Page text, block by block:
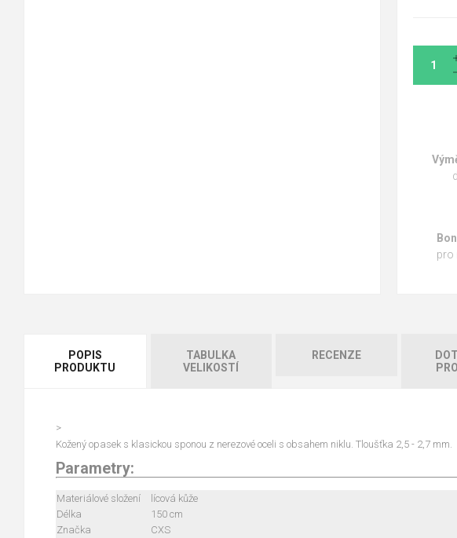
pro
POPIS
PRODUKTU
TABULKA
VELIKOSTÍ
RECENZE
>
Kožený opasek s klasickou sponou z nerezové oceli s obsahem niklu. Tloušťka 2,5 - 2,7 mm.
Parametry:
Materiálové složení
lícová kůže
Délka
150 cm
Značka
CXS